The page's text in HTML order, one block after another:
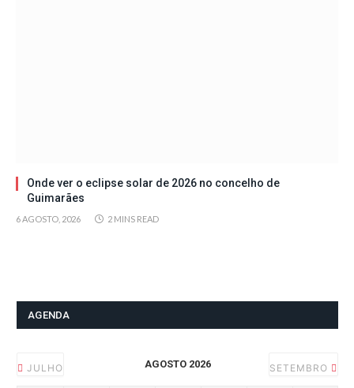
Onde ver o eclipse solar de 2026 no concelho de
Guimarães
6 AGOSTO, 2026 2 MINS READ
AGENDA
JULHO AGOSTO 2026 SETEMBRO